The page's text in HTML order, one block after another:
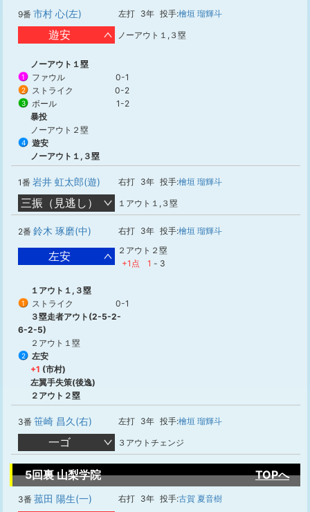
9番 市村 心(左) 左打 3年 投手:檜垣 瑠輝斗
遊安 ノーアウト１,３塁
ノーアウト１塁
1 ファウル 0-1
2 ストライク 0-2
3 ボール
1-2
暴投
ノーアウト２塁
4
遊安
ノーアウト１,３塁
1番 岩井 虹太郎(遊) 右打 3年 投手:檜垣 瑠輝斗
三振（見逃し） １アウト１,３塁
2番 鈴木 琢磨(中) 右打 3年 投手:檜垣 瑠輝斗
左安
２アウト２塁
+1点
1 - 3
１アウト１,３塁
1 ストライク
0-1
３塁走者アウト(2-5-2-
6-2-5)
２アウト１塁
2
左安
+1 (市村)
左翼手失策(後逸)
２アウト２塁
3番 笹崎 昌久(右) 左打 3年 投手:檜垣 瑠輝斗
一ゴ ３アウトチェンジ
5回裏 山梨学院 TOPへ
3番 菰田 陽生(一) 右打 3年 投手:古賀 夏音樹